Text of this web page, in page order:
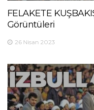
FELAKETE
Görüntüleri
26 Nisan 2023